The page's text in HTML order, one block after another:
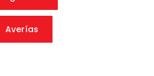
Averías